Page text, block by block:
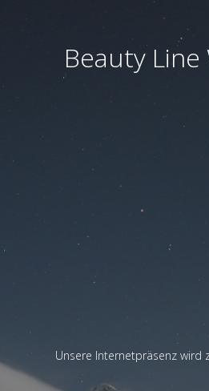
Beauty
Unsere Internetpräsenz wird